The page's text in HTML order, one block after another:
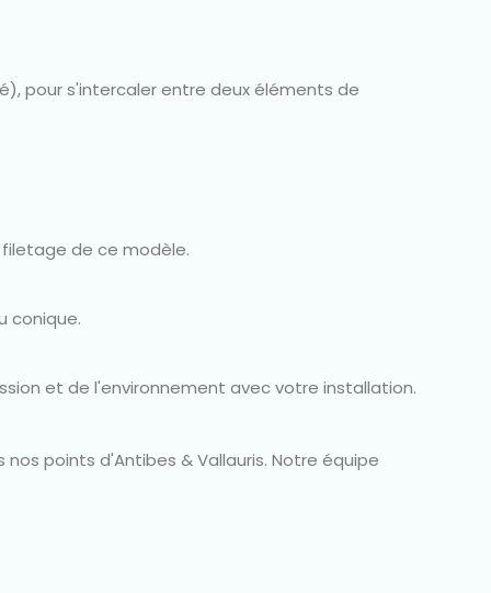
pour s'intercaler entre deux éléments de
de ce modèle.
conique.
et de l'environnement avec votre installation.
points d'Antibes & Vallauris. Notre équipe